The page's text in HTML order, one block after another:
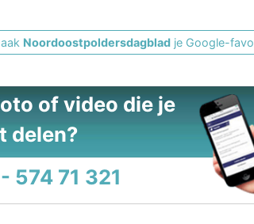
Noordoostpoldersdagblad je Google-
of video die je
delen?
574 71 321